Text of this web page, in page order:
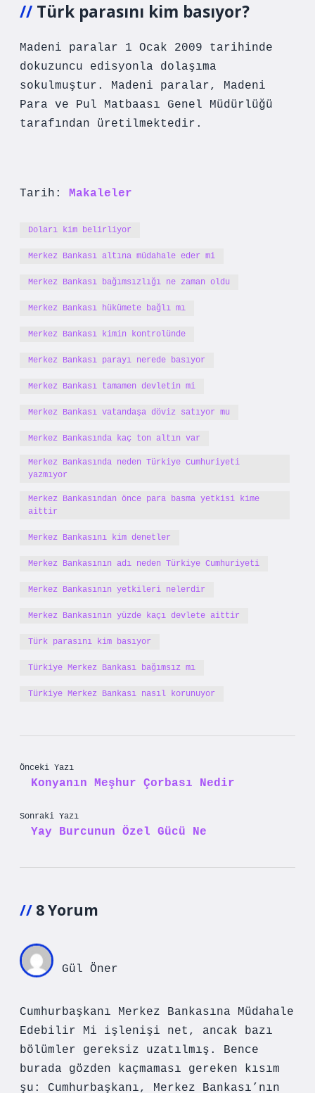
Türk parasını kim basıyor?
Madeni paralar 1 Ocak 2009 tarihinde
dokuzuncu edisyonla dolaşıma
sokulmuştur. Madeni paralar, Madeni
Para ve Pul Matbaası Genel Müdürlüğü
tarafından üretilmektedir.
Tarih: Makaleler
Doları kim belirliyor
Merkez Bankası altına müdahale eder mi
Merkez Bankası bağımsızlığı ne zaman oldu
Merkez Bankası hükümete bağlı mı
Merkez Bankası kimin kontrolünde
Merkez Bankası parayı nerede basıyor
Merkez Bankası tamamen devletin mi
Merkez Bankası vatandaşa döviz satıyor mu
Merkez Bankasında kaç ton altın var
Merkez Bankasında neden Türkiye Cumhuriyeti
yazmıyor
Merkez Bankasından önce para basma yetkisi kime
aittir
Merkez Bankasını kim denetler
Merkez Bankasının adı neden Türkiye Cumhuriyeti
Merkez Bankasının yetkileri nelerdir
Merkez Bankasının yüzde kaçı devlete aittir
Türk parasını kim basıyor
Türkiye Merkez Bankası bağımsız mı
Türkiye Merkez Bankası nasıl korunuyor
Önceki Yazı
Konyanın Meşhur Çorbası Nedir
Sonraki Yazı
Yay Burcunun Özel Gücü Ne
8 Yorum
Gül Öner
Cumhurbaşkanı Merkez Bankasına Müdahale
Edebilir Mi işlenişi net, ancak bazı
bölümler gereksiz uzatılmış. Bence
burada gözden kaçmaması gereken kısım
şu: Cumhurbaşkanı, Merkez Bankası’nın